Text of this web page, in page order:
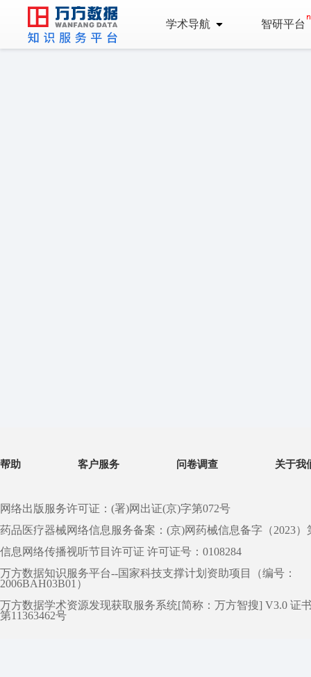
学术导航 智研平台
帮助 客户服务 问卷调查 关于我
网络出版服务许可证：(署)网出证(京)字第072号
药品医疗器械网络信息服务备案：(京)网药械信息备字（2023）
信息网络传播视听节目许可证 许可证号：0108284
万方数据知识服务平台--国家科技支撑计划资助项目（编号：
2006BAH03B01）
万方数据学术资源发现获取服务系统[简称：万方智搜] V3.0 证
第11363462号